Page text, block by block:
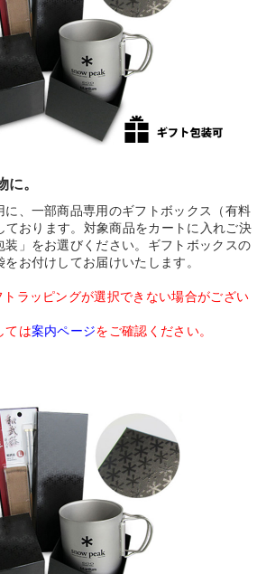
。
に、一部商品専用のギフトボックス（有料
ております。対象商品をカートに入れご決
装」をお選びください。ギフトボックスの
お付けしてお届けいたします。
ラッピングが選択できない場合がござい
ては案内ページをご確認ください。